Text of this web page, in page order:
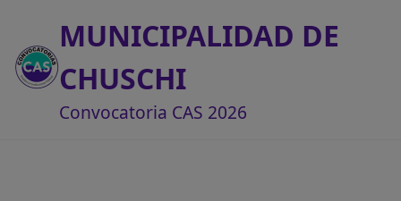
MUNICIPALIDAD DE
CHUSCHI
Convocatoria CAS 2026